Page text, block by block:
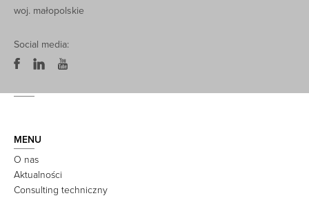
woj. małopolskie
Social media:
MENU
O nas
Aktualności
Consulting techniczny